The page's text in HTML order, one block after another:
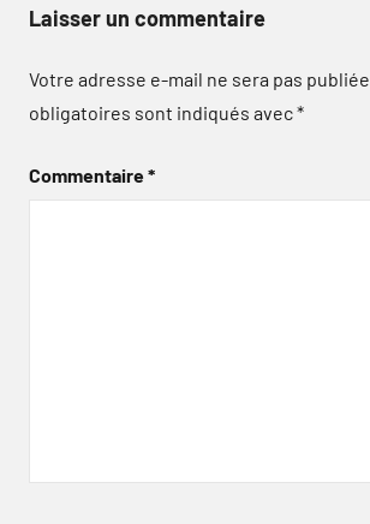
Laisser un commentaire
Votre adresse e-mail ne sera pas publiée.
obligatoires sont indiqués avec*
Commentaire*